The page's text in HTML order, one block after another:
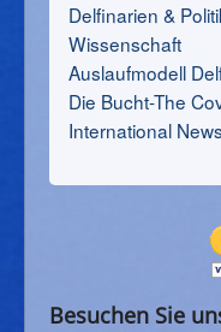
Delfinarien &
Wissenschaft
Auslaufmodell
Die Bucht-The
International News
Besuchen Sie